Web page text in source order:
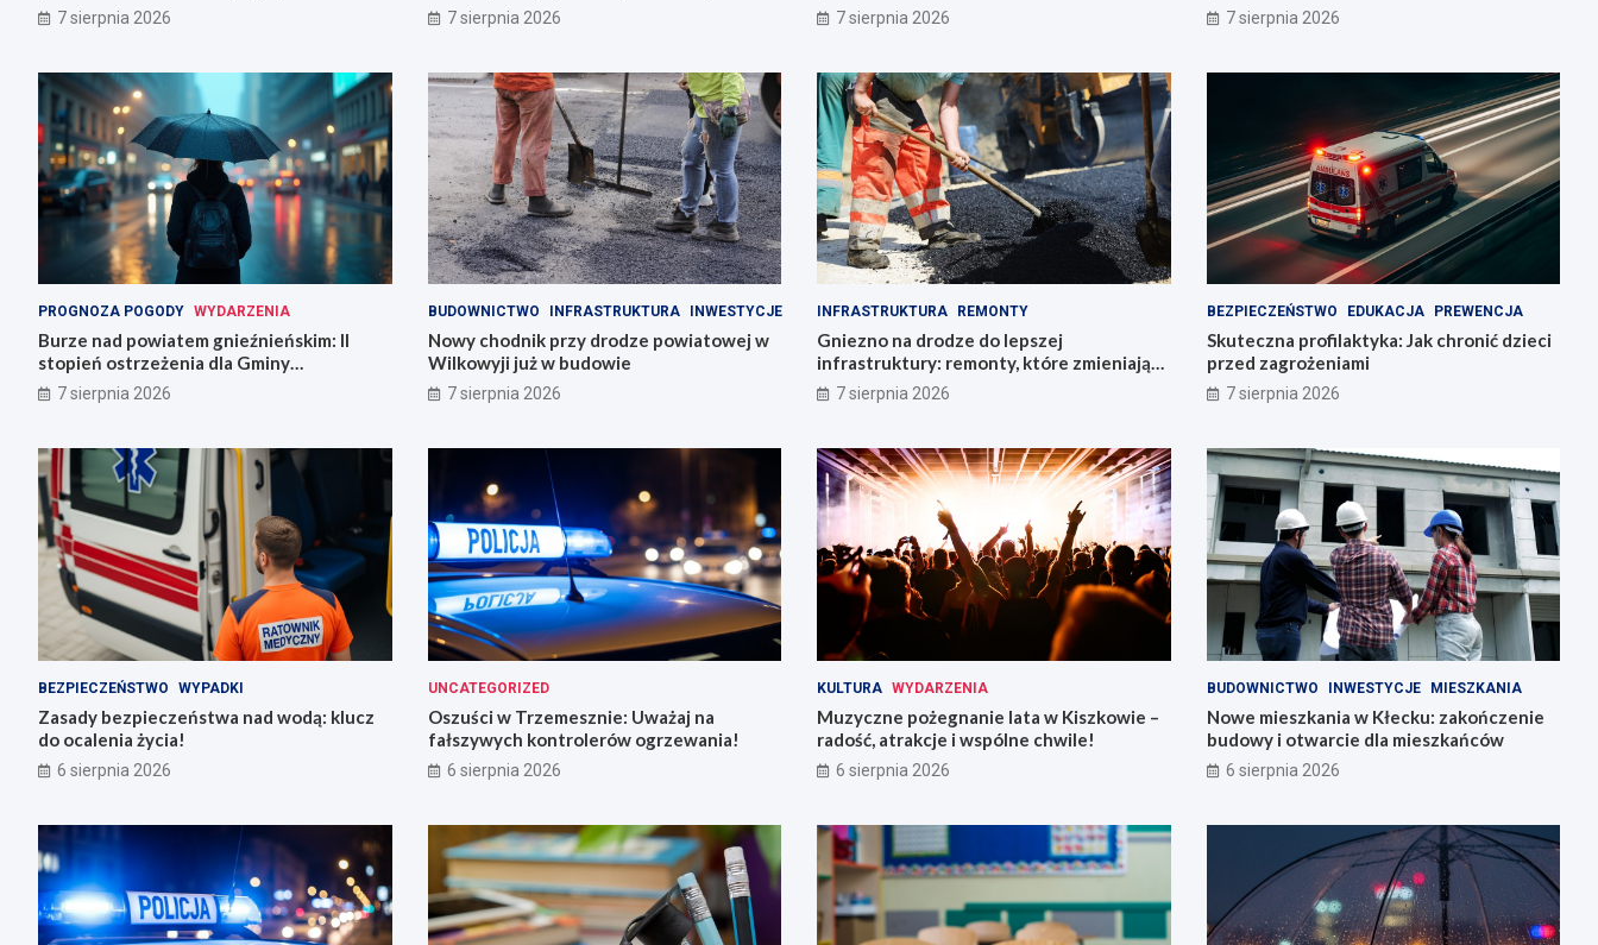
7 sierpnia 2026 7 sierpnia 2026 7 sierpnia 2026 7 sierpnia 2026
PROGNOZA POGODY WYDARZENIA
Burze nad powiatem gnieźnieńskim: II
stopień ostrzeżenia dla Gminy
Trzemeszno
7 sierpnia 2026
BUDOWNICTWO INFRASTRUKTURA INWESTYCJE
Nowy chodnik przy drodze powiatowej w
Wilkowyji już w budowie
7 sierpnia 2026
INFRASTRUKTURA REMONTY
Gniezno na drodze do lepszej
infrastruktury: remonty, które zmieniają
miasto
7 sierpnia 2026
BEZPIECZEŃSTWO EDUKACJA PREWENCJA
Skuteczna profilaktyka: Jak chronić dzieci
przed zagrożeniami
7 sierpnia 2026
BEZPIECZEŃSTWO WYPADKI
Zasady bezpieczeństwa nad wodą: klucz
do ocalenia życia!
6 sierpnia 2026
UNCATEGORIZED
Oszuści w Trzemesznie: Uważaj na
fałszywych kontrolerów ogrzewania!
6 sierpnia 2026
KULTURA WYDARZENIA
Muzyczne pożegnanie lata w Kiszkowie –
radość, atrakcje i wspólne chwile!
6 sierpnia 2026
BUDOWNICTWO INWESTYCJE MIESZKANIA
Nowe mieszkania w Kłecku: zakończenie
budowy i otwarcie dla mieszkańców
6 sierpnia 2026